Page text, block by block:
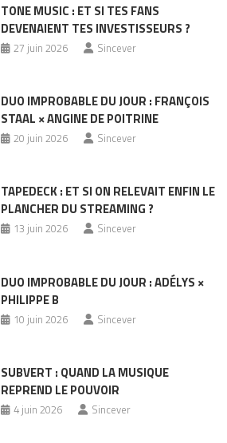
TONE MUSIC : ET SI TES FANS
DEVENAIENT TES INVESTISSEURS ?
27 juin 2026 Sincever
DUO IMPROBABLE DU JOUR : FRANÇOIS
STAAL × ANGINE DE POITRINE
20 juin 2026 Sincever
TAPEDECK : ET SI ON RELEVAIT ENFIN LE
PLANCHER DU STREAMING ?
13 juin 2026 Sincever
DUO IMPROBABLE DU JOUR : ADÉLYS ×
PHILIPPE B
10 juin 2026 Sincever
SUBVERT : QUAND LA MUSIQUE
REPREND LE POUVOIR
4 juin 2026 Sincever